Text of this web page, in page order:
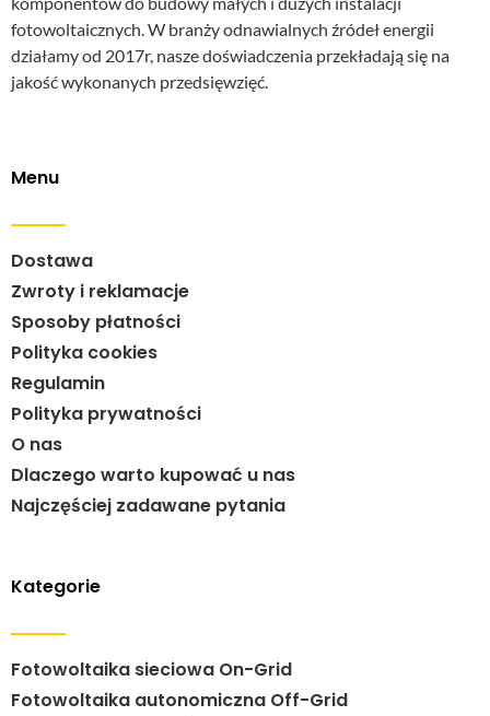
fotowoltaicznych. W branży odnawialnych źródeł energii
działamy od 2017r, nasze doświadczenia przekładają się na
jakość wykonanych przedsięwzięć.
Menu
Dostawa
Zwroty i reklamacje
Sposoby płatności
Polityka cookies
Regulamin
Polityka prywatności
O nas
Dlaczego warto kupować u nas
Najczęściej zadawane pytania
Kategorie
Fotowoltaika sieciowa On-Grid
Fotowoltaika autonomiczna Off-Grid